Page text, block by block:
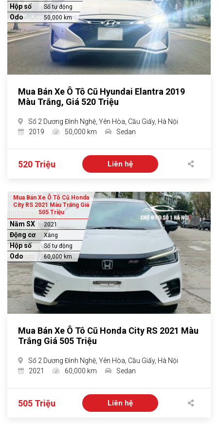
Hộp số Số tự động
Odo 50,000 km
Mua Bán Xe Ô Tô Cũ Hyundai Elantra 2019
Màu Trắng, Giá 520 Triệu
Số 2 Dương Đình Nghệ, Yên Hòa, Cầu Giấy, Hà Nội
2019
50,000 km Sedan
520 Triệu Liên hệ
Mua Bán Xe Ô Tô Cũ Honda
City RS 2021 Màu Trắng Giá
505 Triệu
Năm SX 2021
Động cơ Xăng
Hộp số Số tự động
Odo 60,000 km
Mua Bán Xe Ô Tô Cũ Honda City RS 2021 Màu
Trắng Giá 505 Triệu
Số 2 Dương Đình Nghệ, Yên Hòa, Cầu Giấy, Hà Nội
2021
60,000 km Sedan
505 Triệu Liên hệ